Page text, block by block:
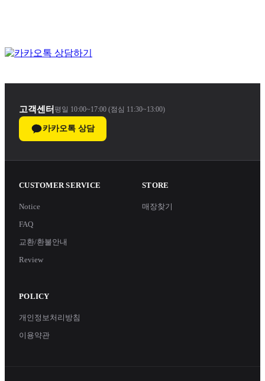
고객센터 평일 10:00~17:00 (점심 11:30~13:00)
카카오톡 상담
CUSTOMER SERVICE
Notice
FAQ
교환/환불안내
Review
STORE
매장찾기
POLICY
개인정보처리방침
이용약관